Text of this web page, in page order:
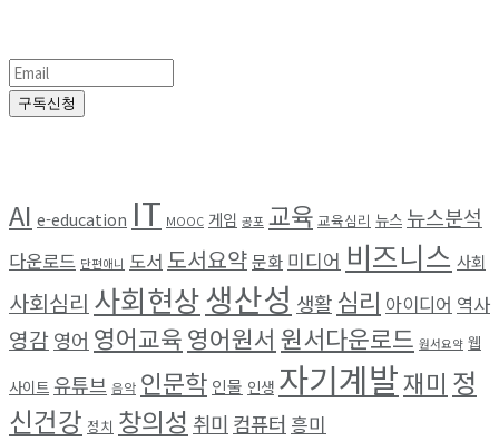
구독신청
AI e-education IT MOOC 게임 공포 교육 교육심리 뉴스 뉴스분석
다운로드 단편애니 도서 도서요약문화 미디어 비즈니스 사회
사회심리 사회현상생산성 생활 심리 아이디어 역사
영감영어 영어교육영어원서 원서다운로드 원서요약 웹
사이트 유튜브 음악 인문학 인물 인생 자기계발재미 정
신건강 정치 창의성 취미 컴퓨터 흥미